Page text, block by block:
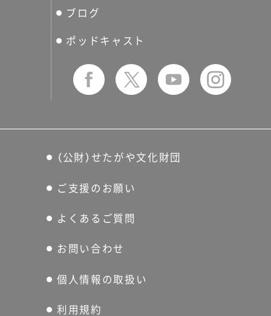
せたおん
友の会
ブログ
ポッドキャスト
（公財）せたがや文化財団
ご支援のお願い
よくあるご質問
お問い合わせ
個人情報の取扱い
利用規約